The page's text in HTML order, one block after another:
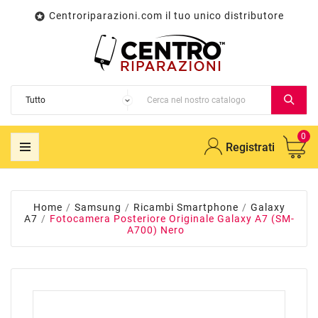
 Centroriparazioni.com il tuo unico distributore
Registrati
0
Home Samsung Ricambi Smartphone
Galaxy
A7
Fotocamera Posteriore Originale Galaxy A7 (SM-
A700) Nero